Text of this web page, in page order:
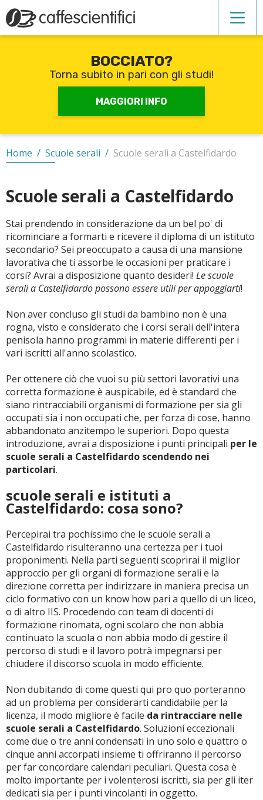
Recupero anni scolastici
Scuole private
CERCA
BOCCIATO?
Torna subito in pari con gli studi!
MAGGIORI INFO
Home / Scuole serali / Scuole serali a Castelfidardo
Scuole serali a Castelfidardo
Stai prendendo in considerazione da un bel po' di
ricominciare a formarti e ricevere il diploma di un istituto
secondario? Sei preoccupato a causa di una mansione
lavorativa che ti assorbe le occasioni per praticare i
corsi? Avrai a disposizione quanto desideri! Le scuole
serali a Castelfidardo possono essere utili per appoggiarti!
Non aver concluso gli studi da bambino non è una
rogna, visto e considerato che i corsi serali dell'intera
penisola hanno programmi in materie differenti per i
vari iscritti all'anno scolastico.
Per ottenere ciò che vuoi su più settori lavorativi una
corretta formazione è auspicabile, ed è standard che
siano rintracciabili organismi di formazione per sia gli
occupati sia i non occupati che, per forza di cose, hanno
abbandonato anzitempo le superiori. Dopo questa
introduzione, avrai a disposizione i punti principali per le
scuole serali a Castelfidardo scendendo nei
particolari.
scuole serali e istituti a
Castelfidardo: cosa sono?
Percepirai tra pochissimo che le scuole serali a
Castelfidardo risulteranno una certezza per i tuoi
proponimenti. Nella parti seguenti scoprirai il miglior
approccio per gli organi di formazione serali e la
direzione corretta per indirizzare in maniera precisa un
ciclo formativo con un know how pari a quello di un liceo,
o di altro IIS. Procedendo con team di docenti di
formazione rinomata, ogni scolaro che non abbia
continuato la scuola o non abbia modo di gestire il
percorso di studi e il lavoro potrà impegnarsi per
chiudere il discorso scuola in modo efficiente.
Non dubitando di come questi qui pro quo porteranno
ad un problema per considerarti candidabile per la
licenza, il modo migliore è facile da rintracciare nelle
scuole serali a Castelfidardo. Soluzioni eccezionali
come due o tre anni condensati in uno solo e quattro o
cinque anni accorpati insieme ti offriranno il percorso
per far concordare calendari peculiari. Questa cosa è
molto importante per i volenterosi iscritti, sia per gli iter
dedicati sia per i punti vincolanti in oggetto.